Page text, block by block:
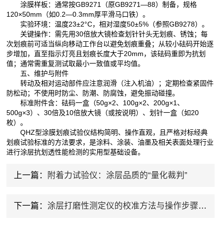
涂膜样板：通常按GB9271（原GB9271—88）制备，规格
120×50mm（如0.2—0.3mm厚平滑马口铁）。
实验环境：温度23±2°C，相对湿度50±5%（参照GB9278）。
关键操作：需先用30倍放大镜检查划针针头无划痕、锈蚀；每
次划痕前可适当纵向移动工作台以避免划痕重叠；从较小砝码开始逐
步增加，直至指示灯亮且划痕长度大于20mm，该砝码重即为抗划
值；通常需重复测试取最小一致值或平均值。
五、维护与附件
转动及相对运动部件应注意润滑（注入机油）；定期检查紧固件
防松动；不使用时防尘、防潮、防腐蚀，避免振动碰撞。
标准附件含：砝码一盒（50g×2、100g×2、200g×1、
500g×3）、30倍及10倍放大镜（或按说明）、划针一盒（如20
枚）。
QHZ型涂膜划痕试验仪结构简明、操作直观，且严格对标经典
划痕试验标准的方法要求，是涂料、涂装、油墨及相关表面处理行业
进行涂层抗划透性能检测的实用型基础设备。
上一篇： 附着力试验仪：涂层品质的“量化裁判”
下一篇： 涂层打磨性测定仪的校准方法与操作步骤详解